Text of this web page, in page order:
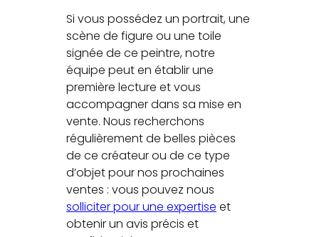
Si vous possédez un portrait, une
scène de figure ou une toile
signée de ce peintre, notre
équipe peut en établir une
première lecture et vous
accompagner dans sa mise en
vente. Nous recherchons
régulièrement de belles pièces
de ce créateur ou de ce type
d’objet pour nos prochaines
ventes : vous pouvez nous
solliciter pour une expertise et
obtenir un avis précis et